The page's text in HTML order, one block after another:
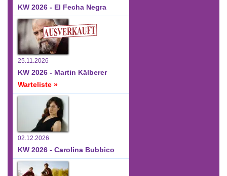
KW 2026 - El Fecha Negra
25.11.2026
KW 2026 - Martin Kälberer
Warteliste »
02.12.2026
KW 2026 - Carolina Bubbico